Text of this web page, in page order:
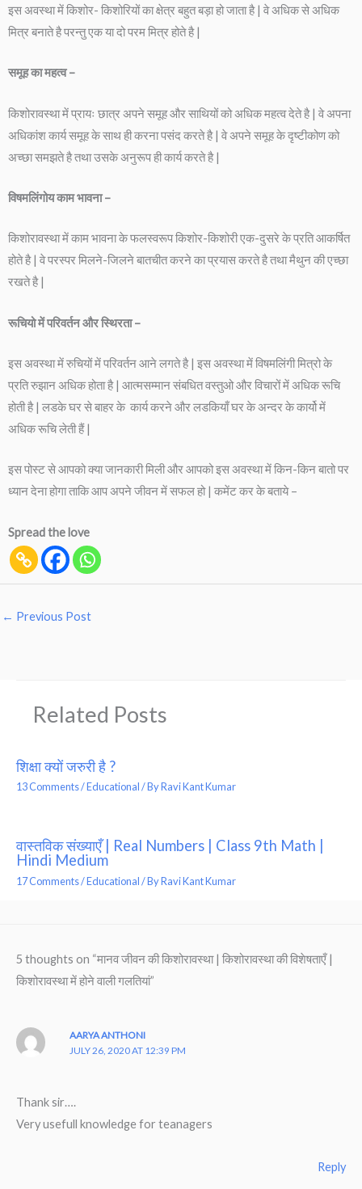
इस अवस्था में किशोर- किशोरियों का क्षेत्र बहुत बड़ा हो जाता है | वे अधिक से अधिक
मित्र बनाते है परन्तु एक या दो परम मित्र होते है |
समूह का महत्व –
किशोरावस्था में प्रायः छात्र अपने समूह और साथियों को अधिक महत्व देते है | वे अपना
अधिकांश कार्य समूह के साथ ही करना पसंद करते है | वे अपने समूह के दृष्टीकोण को
अच्छा समझते है तथा उसके अनुरूप ही कार्य करते है |
विषमलिंगोय काम भावना –
किशोरावस्था में काम भावना के फलस्वरूप किशोर-किशोरी एक-दुसरे के प्रति आकर्षित
होते है | वे परस्पर मिलने-जिलने बातचीत करने का प्रयास करते है तथा मैथुन की एच्छा
रखते है |
रूचियो में परिवर्तन और स्थिरता –
इस अवस्था में रुचियों में परिवर्तन आने लगते है | इस अवस्था में विषमलिंगी मित्रो के
प्रति रुझान अधिक होता है | आत्मसम्मान संबधित वस्तुओ और विचारों में अधिक रूचि
होती है | लडके घर से बाहर के कार्य करने और लडकियाँ घर के अन्दर के कार्यो में
अधिक रूचि लेती हैं |
इस पोस्ट से आपको क्या जानकारी मिली और आपको इस अवस्था में किन-किन बातो पर
ध्यान देना होगा ताकि आप अपने जीवन में सफल हो | कमेंट कर के बताये –
Spread the love
← Previous Post
Related Posts
शिक्षा क्यों जरुरी है ?
13 Comments/Educational/ ByRavi Kant Kumar
वास्तविक संख्याएँ | Real Numbers | Class 9th Math |
Hindi Medium
17 Comments/Educational/ ByRavi Kant Kumar
5 thoughts on “मानव जीवन की किशोरावस्था | किशोरावस्था की विशेषताएँ |
किशोरावस्था में होने वाली गलतियां”
AARYA ANTHONI
JULY 26, 2020 AT 12:39 PM
Thank sir….
Very usefull knowledge for teanagers
Reply